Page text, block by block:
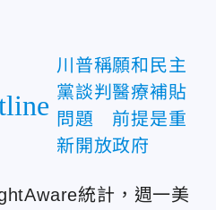
川普稱願和民主
黨談判醫療補貼
問題 前提是重
新開放政府
統計，週一美